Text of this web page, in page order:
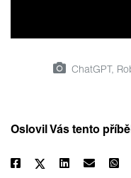
ChatGPT,
Oslovil Vás tento